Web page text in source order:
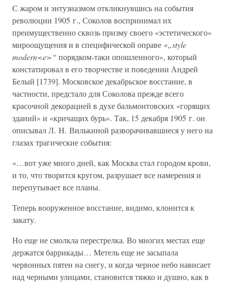
С жаром и энтузиазмом откликнувшись на события
революции 1905 г., Соколов воспринимал их
преимущественно сквозь призму своего «эстетического»
мироощущения и в специфической оправе «„style
modern<e>“ порядком-таки опошленного», который
констатировал в его творчестве и поведении Андрей
Белый [1739]. Московское декабрьское восстание, в
частности, предстало для Соколова прежде всего
красочной декорацией в духе бальмонтовских «горящих
зданий» и «кричащих бурь». Так, 15 декабря 1905 г. он
описывал Л. Н. Вилькиной разворачивавшиеся у него на
глазах трагические события:
«…вот уже много дней, как Москва стал городом крови,
и то, что творится кругом, разрушает все намерения и
перепутывает все планы.
Теперь вооруженное восстание, видимо, клонится к
закату.
Но еще не смолкла перестрелка. Во многих местах еще
держатся баррикады… Метель еще не засыпала
червонных пятен на снегу, и когда черное небо нависает
над черными улицами, становится тяжко и душно, как в